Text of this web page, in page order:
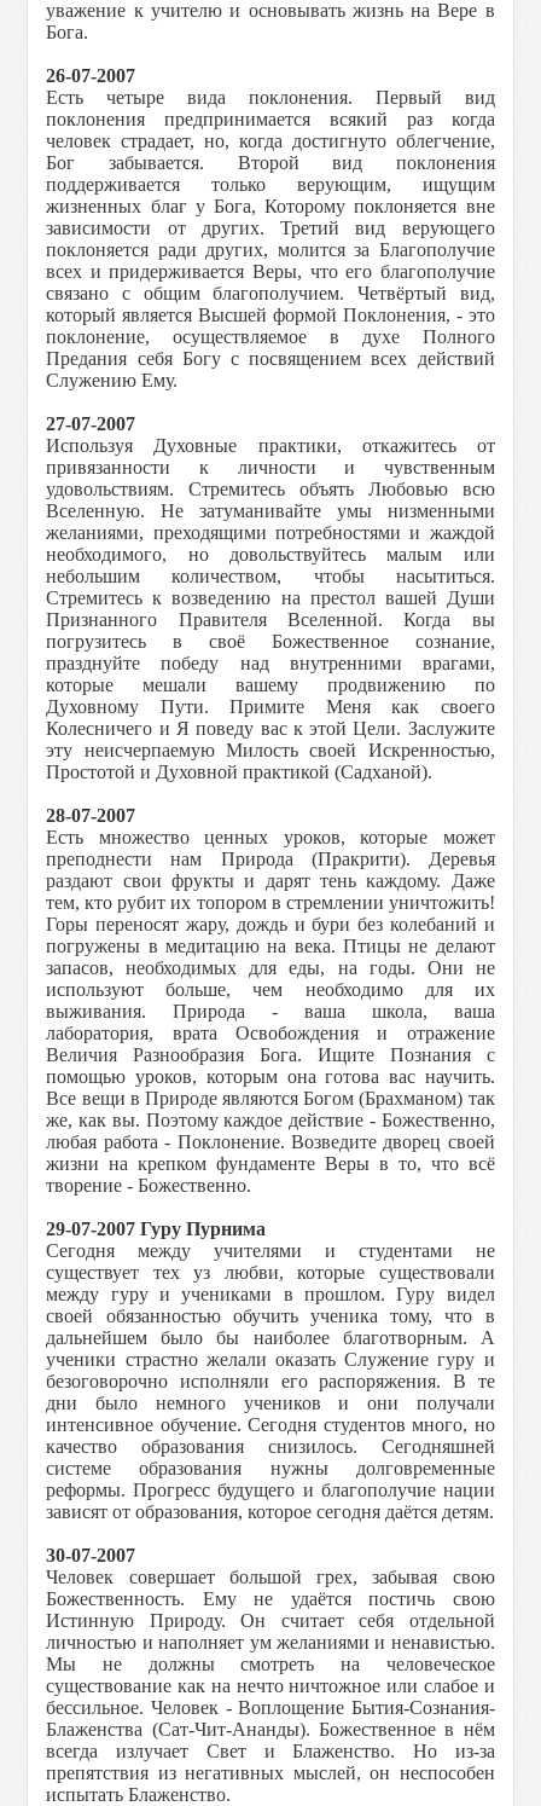
уважение к учителю и основывать жизнь на Вере в
Бога.
26-07-2007
Есть четыре вида поклонения. Первый вид
поклонения предпринимается всякий раз когда
человек страдает, но, когда достигнуто облегчение,
Бог забывается. Второй вид поклонения
поддерживается только верующим, ищущим
жизненных благ у Бога, Которому поклоняется вне
зависимости от других. Третий вид верующего
поклоняется ради других, молится за Благополучие
всех и придерживается Веры, что его благополучие
связано с общим благополучием. Четвёртый вид,
который является Высшей формой Поклонения, - это
поклонение, осуществляемое в духе Полного
Предания себя Богу с посвящением всех действий
Служению Ему.
27-07-2007
Используя Духовные практики, откажитесь от
привязанности к личности и чувственным
удовольствиям. Стремитесь объять Любовью всю
Вселенную. Не затуманивайте умы низменными
желаниями, преходящими потребностями и жаждой
необходимого, но довольствуйтесь малым или
небольшим количеством, чтобы насытиться.
Стремитесь к возведению на престол вашей Души
Признанного Правителя Вселенной. Когда вы
погрузитесь в своё Божественное сознание,
празднуйте победу над внутренними врагами,
которые мешали вашему продвижению по
Духовному Пути. Примите Меня как своего
Колесничего и Я поведу вас к этой Цели. Заслужите
эту неисчерпаемую Милость своей Искренностью,
Простотой и Духовной практикой (Садханой).
28-07-2007
Есть множество ценных уроков, которые может
преподнести нам Природа (Пракрити). Деревья
раздают свои фрукты и дарят тень каждому. Даже
тем, кто рубит их топором в стремлении уничтожить!
Горы переносят жару, дождь и бури без колебаний и
погружены в медитацию на века. Птицы не делают
запасов, необходимых для еды, на годы. Они не
используют больше, чем необходимо для их
выживания. Природа - ваша школа, ваша
лаборатория, врата Освобождения и отражение
Величия Разнообразия Бога. Ищите Познания с
помощью уроков, которым она готова вас научить.
Все вещи в Природе являются Богом (Брахманом) так
же, как вы. Поэтому каждое действие - Божественно,
любая работа - Поклонение. Возведите дворец своей
жизни на крепком фундаменте Веры в то, что всё
творение - Божественно.
29-07-2007 Гуру Пурнима
Сегодня между учителями и студентами не
существует тех уз любви, которые существовали
между гуру и учениками в прошлом. Гуру видел
своей обязанностью обучить ученика тому, что в
дальнейшем было бы наиболее благотворным. А
ученики страстно желали оказать Служение гуру и
безоговорочно исполняли его распоряжения. В те
дни было немного учеников и они получали
интенсивное обучение. Сегодня студентов много, но
качество образования снизилось. Сегодняшней
системе образования нужны долговременные
реформы. Прогресс будущего и благополучие нации
зависят от образования, которое сегодня даётся детям.
30-07-2007
Человек совершает большой грех, забывая свою
Божественность. Ему не удаётся постичь свою
Истинную Природу. Он считает себя отдельной
личностью и наполняет ум желаниями и ненавистью.
Мы не должны смотреть на человеческое
существование как на нечто ничтожное или слабое и
бессильное. Человек - Воплощение Бытия-Сознания-
Блаженства (Сат-Чит-Ананды). Божественное в нём
всегда излучает Свет и Блаженство. Но из-за
препятствия из негативных мыслей, он неспособен
испытать Блаженство.